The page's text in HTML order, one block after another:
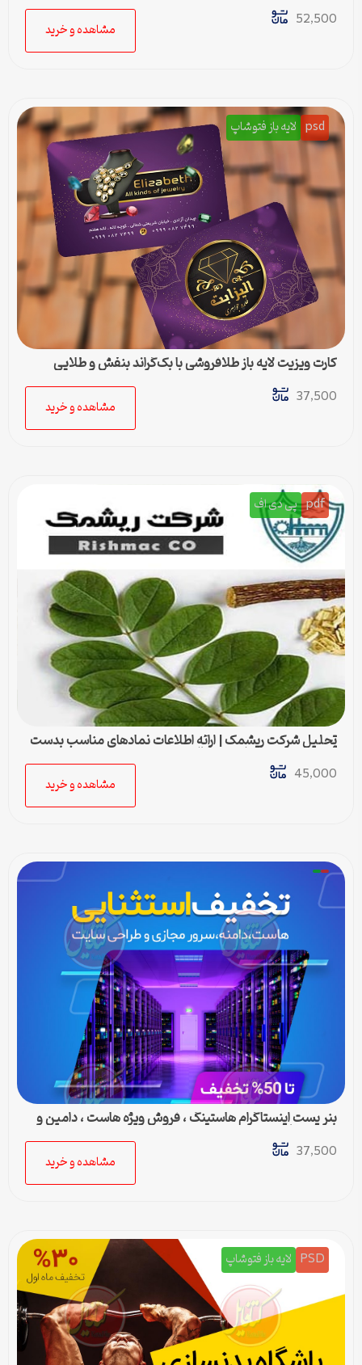
52,500
مشاهده و خرید
psd لایه باز فتوشاپ
کارت ویزیت لایه باز طلافروشی با بک‌گراند بنفش و طلایی
37,500
مشاهده و خرید
pdf پی دی اف
تحلیل شرکت ریشمک | ارائه اطلاعات نمادهای مناسب بدست
آمده با رویکرد تحیلی تکنیکال
45,000
مشاهده و خرید
بنر پست اینستاگرام هاستینگ ، فروش ویژه هاست ، دامین و
سرور مجازی
37,500
مشاهده و خرید
PSD لایه باز فتوشاپ